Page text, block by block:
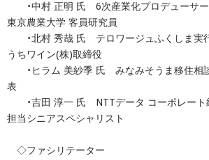
・中村 正明 氏 6次産業化プロデューサー
東京農業大学 客員研究員
・北村 秀哉 氏 テロワージュふくしま実行
うちワイン(株)取締役
・ヒラム 美紗季 氏 みなみそうま移住相談
表
・吉田 淳一 氏 NTTデータ コーポレート
担当シニアスペシャリスト
◇ファシリテーター